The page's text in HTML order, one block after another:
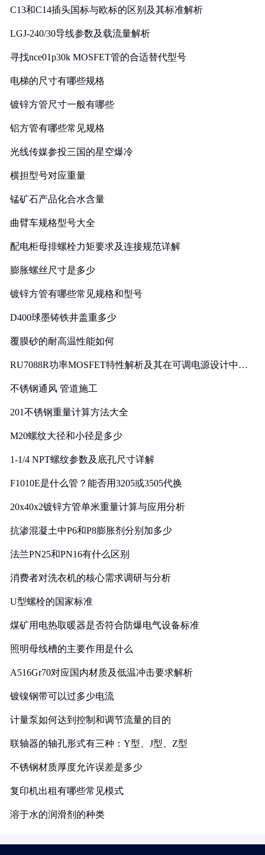
C13和C14插头国标与欧标的区别及其标准解析
LGJ-240/30导线参数及载流量解析
寻找nce01p30k MOSFET管的合适替代型号
电梯的尺寸有哪些规格
镀锌方管尺寸一般有哪些
铝方管有哪些常见规格
光线传媒参投三国的星空爆冷
横担型号对应重量
锰矿石产品化合水含量
曲臂车规格型号大全
配电柜母排螺栓力矩要求及连接规范详解
膨胀螺丝尺寸是多少
镀锌方管有哪些常见规格和型号
D400球墨铸铁井盖重多少
覆膜砂的耐高温性能如何
RU7088R功率MOSFET特性解析及其在可调电源设计中的
不锈钢通风 管道施工
201不锈钢重量计算方法大全
M20螺纹大径和小径是多少
1-1/4 NPT螺纹参数及底孔尺寸详解
F1010E是什么管？能否用3205或3505代换
20x40x2镀锌方管单米重量计算与应用分析
抗渗混凝土中P6和P8膨胀剂分别加多少
法兰PN25和PN16有什么区别
消费者对洗衣机的核心需求调研与分析
U型螺栓的国家标准
煤矿用电热取暖器是否符合防爆电气设备标准
照明母线槽的主要作用是什么
A516Gr70对应国内材质及低温冲击要求解析
镀镍钢带可以过多少电流
计量泵如何达到控制和调节流量的目的
联轴器的轴孔形式有三种：Y型、J型、Z型
不锈钢材质厚度允许误差是多少
复印机出租有哪些常见模式
溶于水的润滑剂的种类